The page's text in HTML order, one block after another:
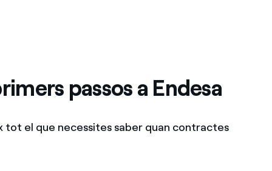
passos a Endesa
tot el que necessites saber quan contractes